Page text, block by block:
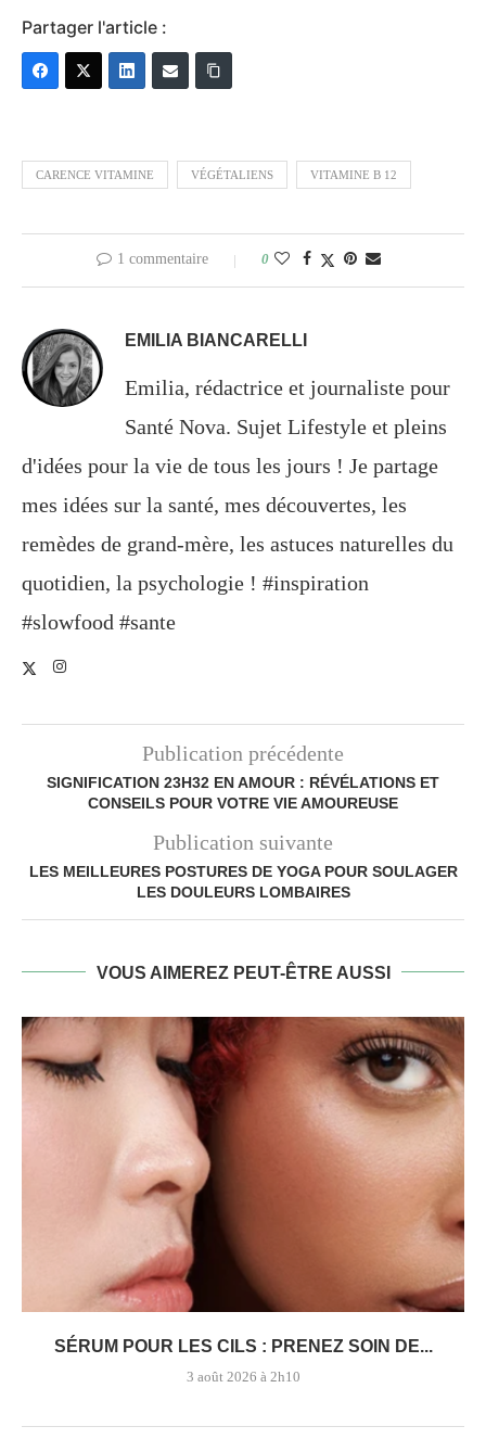
Partager l'article :
CARENCE VITAMINE VÉGÉTALIENS VITAMINE B 12
1 commentaire 0
EMILIA BIANCARELLI
Emilia, rédactrice et journaliste pour
Santé Nova. Sujet Lifestyle et pleins
d'idées pour la vie de tous les jours ! Je partage
mes idées sur la santé, mes découvertes, les
remèdes de grand-mère, les astuces naturelles du
quotidien, la psychologie ! #inspiration
#slowfood #sante
Publication précédente
SIGNIFICATION 23H32 EN AMOUR : RÉVÉLATIONS ET
CONSEILS POUR VOTRE VIE AMOUREUSE
Publication suivante
LES MEILLEURES POSTURES DE YOGA POUR SOULAGER
LES DOULEURS LOMBAIRES
VOUS AIMEREZ PEUT-ÊTRE AUSSI
SÉRUM POUR LES CILS : PRENEZ SOIN DE...
3 août 2026 à 2h10